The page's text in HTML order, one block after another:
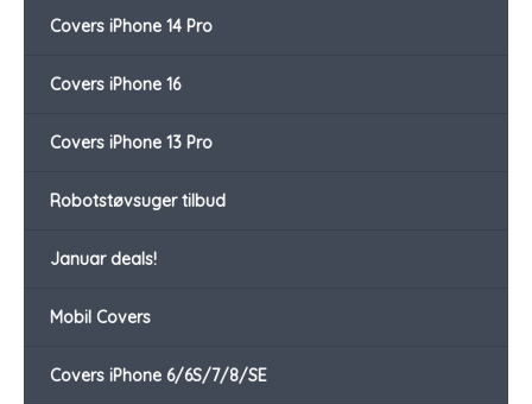
Covers iPhone 14 Pro
Covers iPhone 16
Covers iPhone 13 Pro
Robotstøvsuger tilbud
Januar deals!
Mobil Covers
Covers iPhone 6/6S/7/8/SE